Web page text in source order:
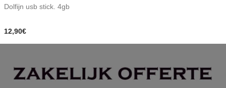
Dolfijn usb stick. 4gb
12,90€